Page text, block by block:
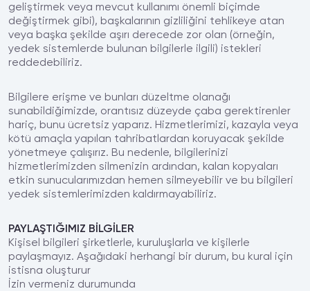
geliştirmek veya mevcut kullanımı önemli biçimde
değiştirmek gibi), başkalarının gizliliğini tehlikeye atan
veya başka şekilde aşırı derecede zor olan (örneğin,
yedek sistemlerde bulunan bilgilerle ilgili) istekleri
reddedebiliriz.
Bilgilere erişme ve bunları düzeltme olanağı
sunabildiğimizde, orantısız düzeyde çaba gerektirenler
hariç, bunu ücretsiz yaparız. Hizmetlerimizi, kazayla veya
kötü amaçla yapılan tahribatlardan koruyacak şekilde
yönetmeye çalışırız. Bu nedenle, bilgilerinizi
hizmetlerimizden silmenizin ardından, kalan kopyaları
etkin sunucularımızdan hemen silmeyebilir ve bu bilgileri
yedek sistemlerimizden kaldırmayabiliriz.
PAYLAŞTIĞIMIZ BİLGİLER
Kişisel bilgileri şirketlerle, kuruluşlarla ve kişilerle
paylaşmayız. Aşağıdaki herhangi bir durum, bu kural için
istisna oluşturur
İzin vermeniz durumunda